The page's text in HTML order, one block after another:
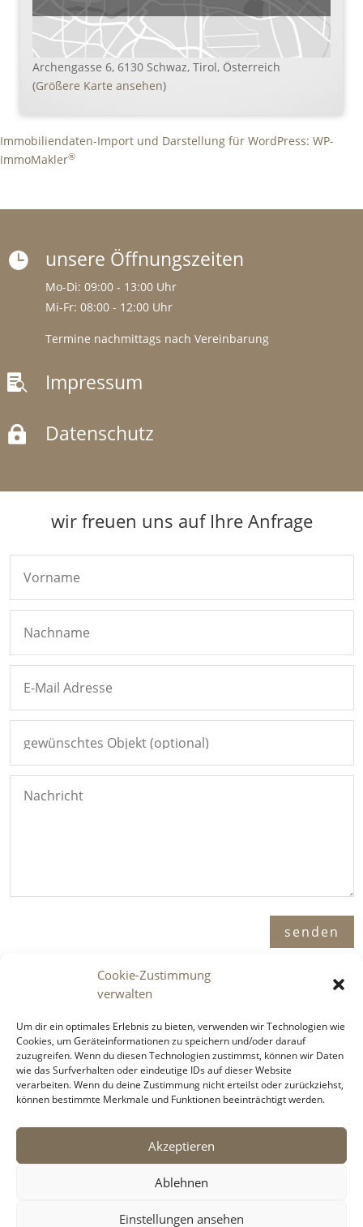
Cookie-Zustimmung
verwalten
Um dir ein optimales Erlebnis zu bieten, verwenden wir Technologien wie
Cookies, um Geräteinformationen zu speichern und/oder darauf
zuzugreifen. Wenn du diesen Technologien zustimmst, können wir Daten
wie das Surfverhalten oder eindeutige IDs auf dieser Website
verarbeiten. Wenn du deine Zustimmung nicht erteilst oder zurückziehst,
können bestimmte Merkmale und Funktionen beeinträchtigt werden.
Akzeptieren
Ablehnen
Einstellungen ansehen
Archengasse 6, 6130 Schwaz, Tirol, Österreich
(Größere Karte ansehen)
Immobiliendaten-Import und Darstellung für WordPress: WP-
ImmoMakler®
Immosence GmbH
Spornbergerstraße 1 / 11
6130 Schwaz
 Telefon
 unsere Öffnungszeiten
Mo-Di: 09:00 - 13:00 Uhr
Mi-Fr: 08:00 - 12:00 Uhr
Termine nachmittags nach Vereinbarung
 Impressum
 Datenschutz
wir freuen uns auf Ihre Anfrage
senden